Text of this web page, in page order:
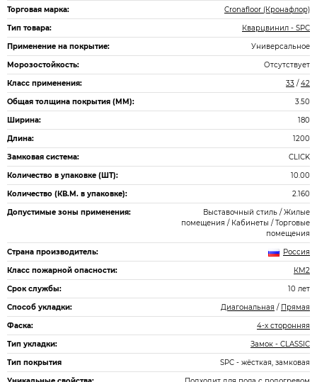
Торговая марка:
Cronafloor (Кронафлор)
Тип товара:
Кварцвинил - SPC
Применение на покрытие:
Универсальное
Морозостойкость:
Отсутствует
Класс применения:
33 /42
Общая толщина покрытия (ММ):
3.50
Ширина:
180
Длина:
1200
Замковая система:
CLICK
Количество в упаковке (ШТ):
10.00
Количество (КВ.М. в упаковке):
2.160
Допустимые зоны применения:
Выставочный стиль / Жилые
помещения / Кабинеты / Торговые
помещения
Страна производитель:
Россия
Класс пожарной опасности:
КМ2
Срок службы:
10 лет
Способ укладки:
Диагональная / Прямая
Фаска:
4-х сторонняя
Тип укладки:
Замок - CLASSIC
Тип покрытия
SPC - жёсткая, замковая